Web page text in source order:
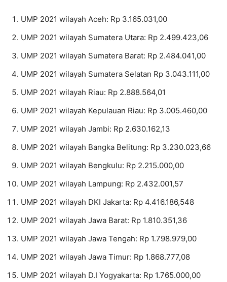
UMP 2021 wilayah Aceh: Rp 3.165.031,00
UMP 2021 wilayah Sumatera Utara: Rp 2.499.423,06
UMP 2021 wilayah Sumatera Barat: Rp 2.484.041,00
UMP 2021 wilayah Sumatera Selatan Rp 3.043.111,00
UMP 2021 wilayah Riau: Rp 2.888.564,01
UMP 2021 wilayah Kepulauan Riau: Rp 3.005.460,00
UMP 2021 wilayah Jambi: Rp 2.630.162,13
UMP 2021 wilayah Bangka Belitung: Rp 3.230.023,66
UMP 2021 wilayah Bengkulu: Rp 2.215.000,00
UMP 2021 wilayah Lampung: Rp 2.432.001,57
UMP 2021 wilayah DKI Jakarta: Rp 4.416.186,548
UMP 2021 wilayah Jawa Barat: Rp 1.810.351,36
UMP 2021 wilayah Jawa Tengah: Rp 1.798.979,00
UMP 2021 wilayah Jawa Timur: Rp 1.868.777,08
UMP 2021 wilayah D.I Yogyakarta: Rp 1.765.000,00